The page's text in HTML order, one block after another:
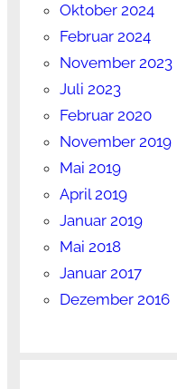
Oktober 2024
Februar 2024
November 2023
Juli 2023
Februar 2020
November 2019
Mai 2019
April 2019
Januar 2019
Mai 2018
Januar 2017
Dezember 2016